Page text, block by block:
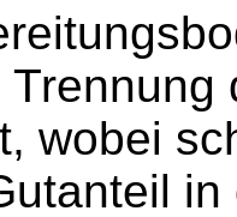
wobei